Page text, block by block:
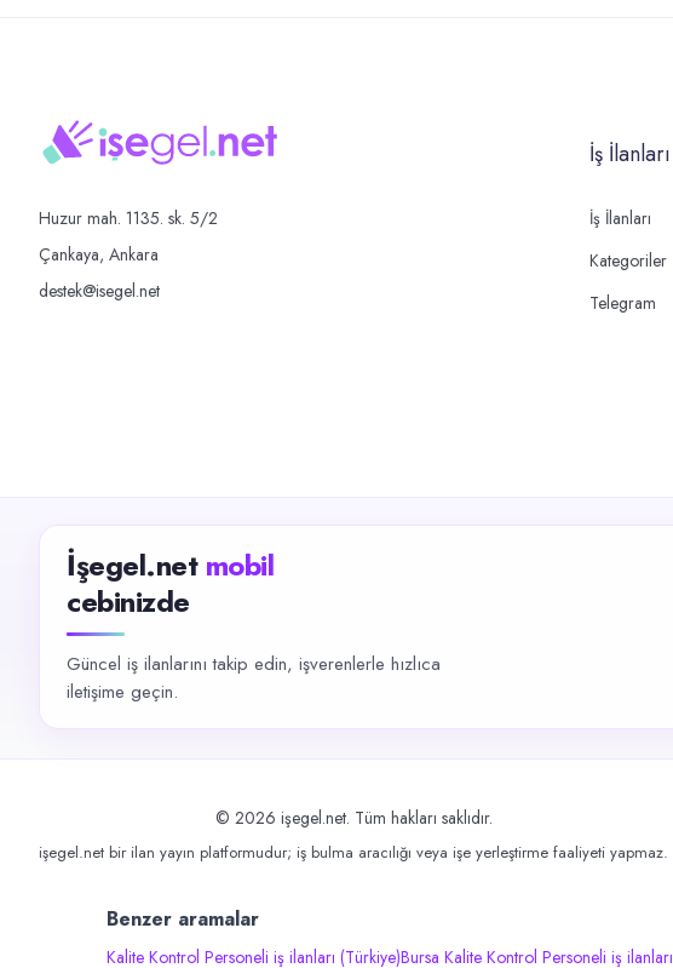
Huzur mah. 1135. sk. 5/2
Çankaya, Ankara
destek@isegel.net
İş İlanları
İş İlanları
Kategoriler
Telegram
İşegel.net mobil
cebinizde
Güncel iş ilanlarını takip edin, işverenlerle hızlıca
iletişime geçin.
© 2026 işegel.net. Tüm hakları saklıdır.
işegel.net bir ilan yayın platformudur; iş bulma aracılığı veya işe yerleştirme faaliyeti yapmaz.
Benzer aramalar
Kalite Kontrol Personeli iş ilanları (Türkiye)Bursa Kalite Kontrol Personeli iş ilanları